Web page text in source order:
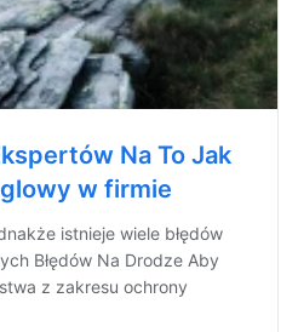
Na To Jak
w firmie
istnieje wiele błędów
Błędów Na Drodze Aby
z zakresu ochrony